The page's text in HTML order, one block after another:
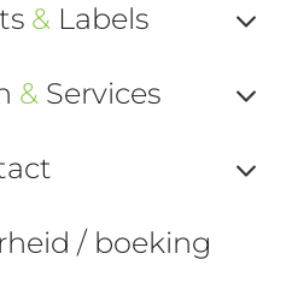
&Labels
ou
&Services
ou
/ boeking